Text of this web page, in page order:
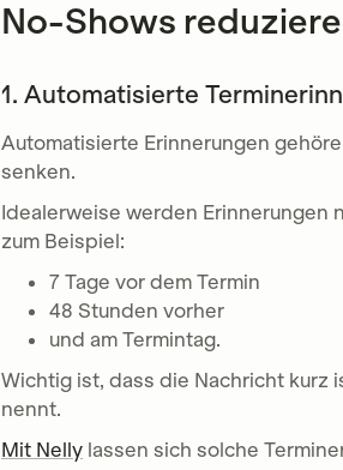
No-Shows
1. Automatisierte
Automatisierte Erinnerungen
senken.
Idealerweise werden Erinnerungen
zum Beispiel:
7 Tage vor dem Termin
48 Stunden vorher
und am Termintag.
Wichtig ist, dass die Nachricht kurz
nennt.
Mit Nelly lassen sich solche